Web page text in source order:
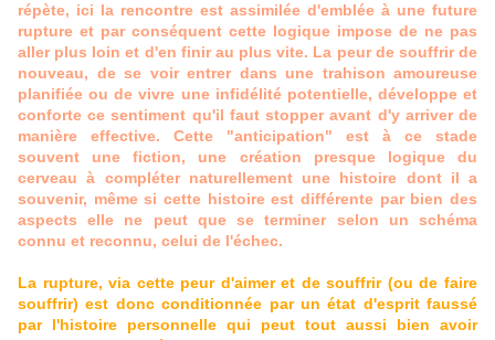
répète, ici la rencontre est assimilée d'emblée à une future
rupture et par conséquent cette logique impose de ne pas
aller plus loin et d'en finir au plus vite. La peur de souffrir de
nouveau, de se voir entrer dans une trahison amoureuse
planifiée ou de vivre une infidélité potentielle, développe et
conforte ce sentiment qu'il faut stopper avant d'y arriver de
manière effective. Cette "anticipation" est à ce stade
souvent une fiction, une création presque logique du
cerveau à compléter naturellement une histoire dont il a
souvenir, même si cette histoire est différente par bien des
aspects elle ne peut que se terminer selon un schéma
connu et reconnu, celui de l'échec.
La rupture, via cette peur d'aimer et de souffrir (ou de faire
souffrir) est donc conditionnée par un état d'esprit faussé
par l'histoire personnelle qui peut tout aussi bien avoir